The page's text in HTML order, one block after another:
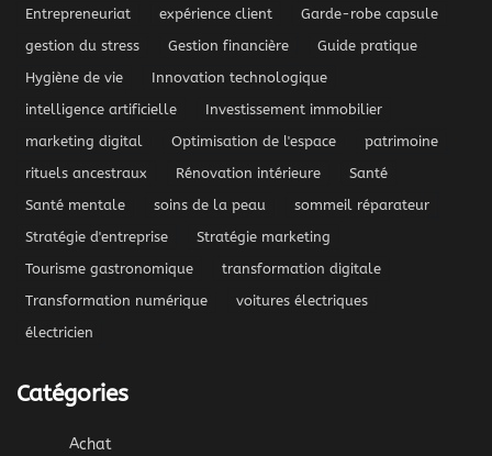
Entrepreneuriat
expérience client
Garde-robe capsule
gestion du stress
Gestion financière
Guide pratique
Hygiène de vie
Innovation technologique
intelligence artificielle
Investissement immobilier
marketing digital
Optimisation de l'espace
patrimoine
rituels ancestraux
Rénovation intérieure
Santé
Santé mentale
soins de la peau
sommeil réparateur
Stratégie d'entreprise
Stratégie marketing
Tourisme gastronomique
transformation digitale
Transformation numérique
voitures électriques
électricien
Catégories
Achat